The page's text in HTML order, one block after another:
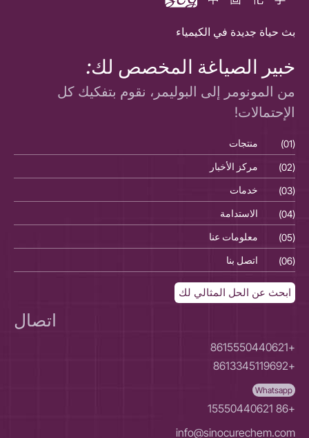
بث حياة جديدة في الكيمياء
خبير الصياغة المخصص لك:
من المونومر إلى البوليمر، نقوم بتفكيك كل
الإحتمالات!
(01) منتجات
(02)
مركز الأخبار
(03)
خدمات
(04)
الاستدامة
(05)
معلومات عنا
(06)
اتصل بنا
ابحث عن الحل المثالي لك
اتصال
+8615550440621
+8613345119692
Whatsapp
+86 15550440621
info@sinocurechem.com